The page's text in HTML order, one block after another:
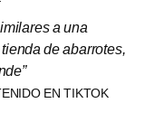
a una
de abarrotes,
EN TIKTOK